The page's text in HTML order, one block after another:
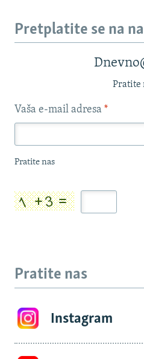
Pretplatite se na
Pratite
Vaša e-mail adresa *
Pratite nas
Pratite nas
Instagram